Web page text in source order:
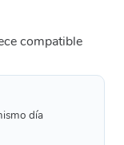
compatible
día